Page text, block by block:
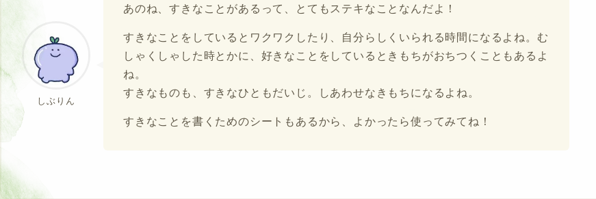
しぶりん
あのね、すきなことがあるって、とてもステキなことなんだよ！
すきなことをしているとワクワクしたり、自分らしくいられる時間になるよね。む
しゃくしゃした時とかに、好きなことをしているときもちがおちつくこともあるよ
ね。
すきなものも、すきなひともだいじ。しあわせなきもちになるよね。
すきなことを書くためのシートもあるから、よかったら使ってみてね！